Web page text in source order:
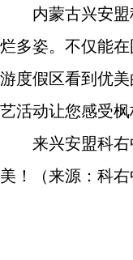
内蒙古兴安
烂多姿。不仅能
游度假区看到优
艺活动让您感受枫
来兴安盟科
美！
（来源：科